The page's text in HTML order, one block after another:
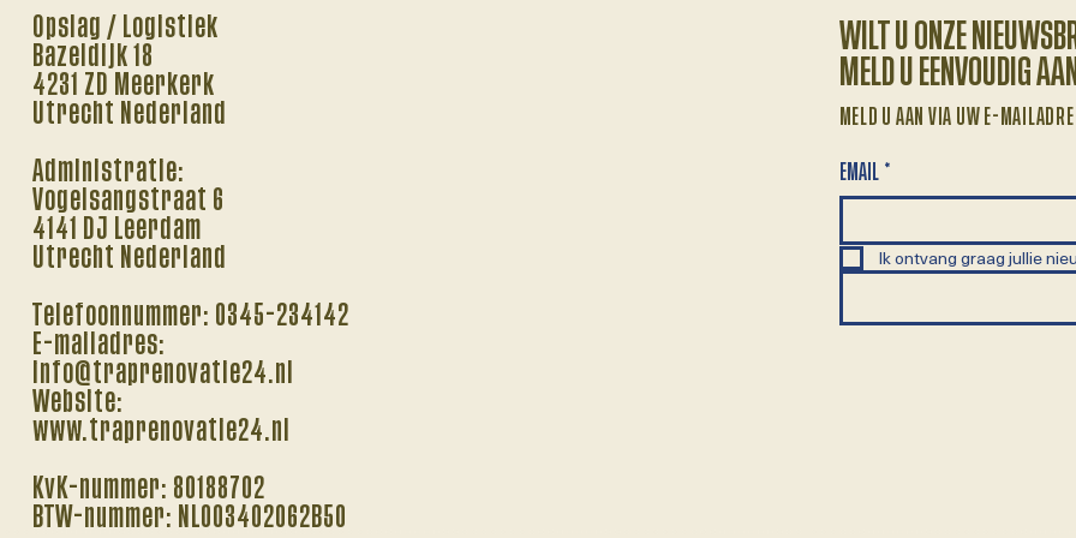
Opslag / Logistiek
Bazeldijk 18
4231 ZD Meerkerk
Utrecht Nederland
Administratie:
Vogelsangstraat 6
4141 DJ Leerdam
Utrecht Nederland
Telefoonnummer: 0345-234142
E-mailadres:
info@traprenovatie24.nl
Website:
www.traprenovatie24.nl
KvK-nummer: 80188702
BTW-nummer: NL003402062B50
WILT U ONZE
MELD U EENVOUDIG
MELD U AAN VIA UW E-
EMAIL *
Ik ontvang graag jullie